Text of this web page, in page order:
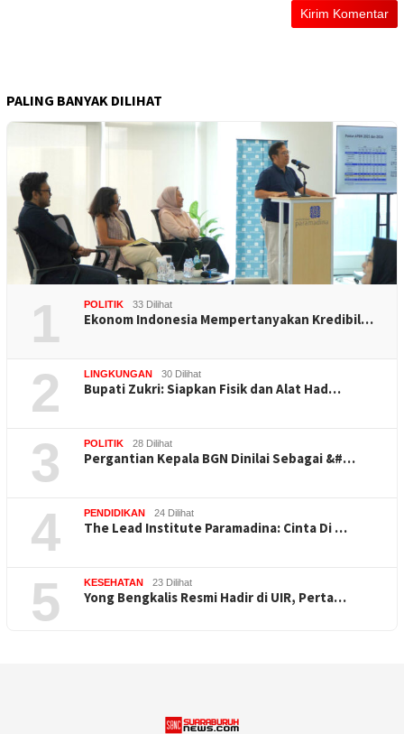
PALING BANYAK DILIHAT
1 POLITIK 33 Dilihat
Ekonom Indonesia Mempertanyakan Kredibil…
2 LINGKUNGAN 30 Dilihat
Bupati Zukri: Siapkan Fisik dan Alat Had…
3 POLITIK 28 Dilihat
Pergantian Kepala BGN Dinilai Sebagai &#…
4 PENDIDIKAN 24 Dilihat
The Lead Institute Paramadina: Cinta Di …
5 KESEHATAN 23 Dilihat
Yong Bengkalis Resmi Hadir di UIR, Perta…